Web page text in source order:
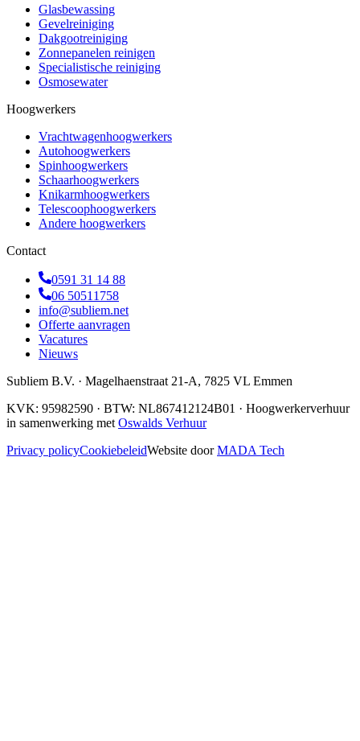
Glasbewassing
Gevelreiniging
Dakgootreiniging
Zonnepanelen reinigen
Specialistische reiniging
Osmosewater
Hoogwerkers
Vrachtwagenhoogwerkers
Autohoogwerkers
Spinhoogwerkers
Schaarhoogwerkers
Knikarmhoogwerkers
Telescoophoogwerkers
Andere hoogwerkers
Contact
0591 31 14 88
06 50511758
info@subliem.net
Offerte aanvragen
Vacatures
Nieuws
Subliem B.V. · Magelhaenstraat 21-A, 7825 VL Emmen
KVK: 95982590 · BTW: NL867412124B01 · Hoogwerkerverhuur
in samenwerking met Oswalds Verhuur
Privacy policyCookiebeleidWebsite door MADA Tech